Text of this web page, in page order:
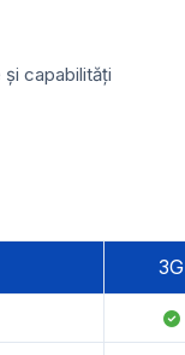
capabilități
3G